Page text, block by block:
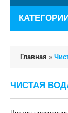
Главная »
ЧИСТАЯ